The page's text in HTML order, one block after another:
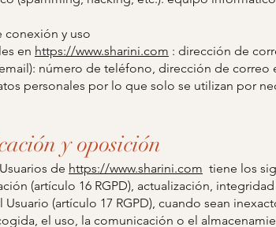
conexión y uso
en https://www.sharini.com : dirección de
número de teléfono, dirección de correo
personales por lo que solo se utilizan por
y oposición
de https://www.sharini.com tiene los
(artículo 16 RGPD), actualización,
(artículo 17 RGPD), cuando sean
el uso, la comunicación o el